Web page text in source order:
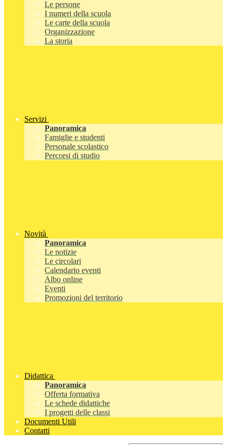
Le persone
I numeri della scuola
Le carte della scuola
Organizzazione
La storia
Servizi
Panoramica
Famiglie e studenti
Personale scolastico
Percorsi di studio
Novità
Panoramica
Le notizie
Le circolari
Calendario eventi
Albo online
Eventi
Promozioni del territorio
Didattica
Panoramica
Offerta formativa
Le schede didattiche
I progetti delle classi
Documenti Utili
Contatti